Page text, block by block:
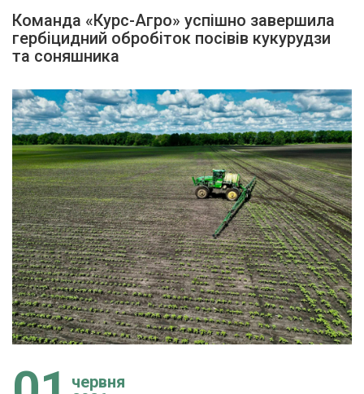
Команда «Курс-Агро» успішно завершила
гербіцидний обробіток посівів кукурудзи
та соняшника
червня